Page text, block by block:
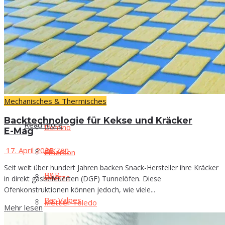
Aer­zen
B&R
Bar Val­pes
Busch
Domi­no
Emer­son
Goe­t­ze
Mett­ler Toledo
reduzieren
30. Juli 2026
Emerson hat Rompetrol Rafinare dabei unterstützt das
Alarmvolumen des Prozessleitsystems (PLS) mithilfe der
DeltaV AgileOps Operationsmanagement-Software in seiner
Petromidia-Raffinerie in...
Read more
Aer­zen
B&R
Bar Val­pes
Mechanisches & Thermisches
Back­tech­no­lo­gie für Kek­se und Kräcker
E-Mag
17. April 2025
Seit weit über hundert Jahren backen Snack-Hersteller ihre Kräcker
in direkt gasbefeuerten (DGF) Tunnelöfen. Diese
Ofenkonstruktionen können jedoch, wie viele...
Mehr lesen